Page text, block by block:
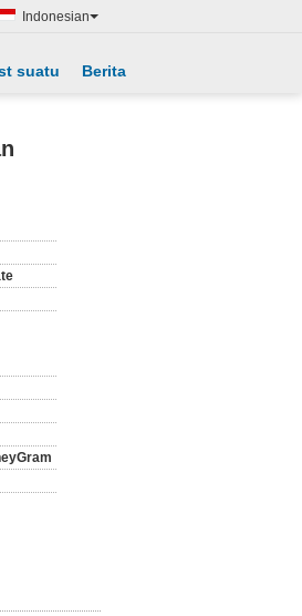
Indonesian
suatu Berita